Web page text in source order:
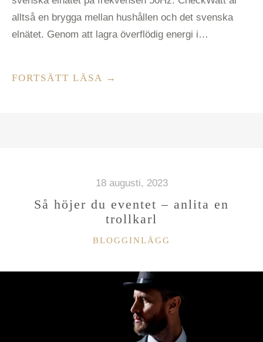
alltså en brygga mellan hushållen och det svenska
elnätet. Genom att lagra överflödig energi i…
FORTSÄTT LÄSA ”CHECKWATT:
OCH
INVESTERING
→
18 augusti, 2023
Så höjer du eventet – anlita en
trollkarl
KATEGORIER
BLOGGINLÄGG